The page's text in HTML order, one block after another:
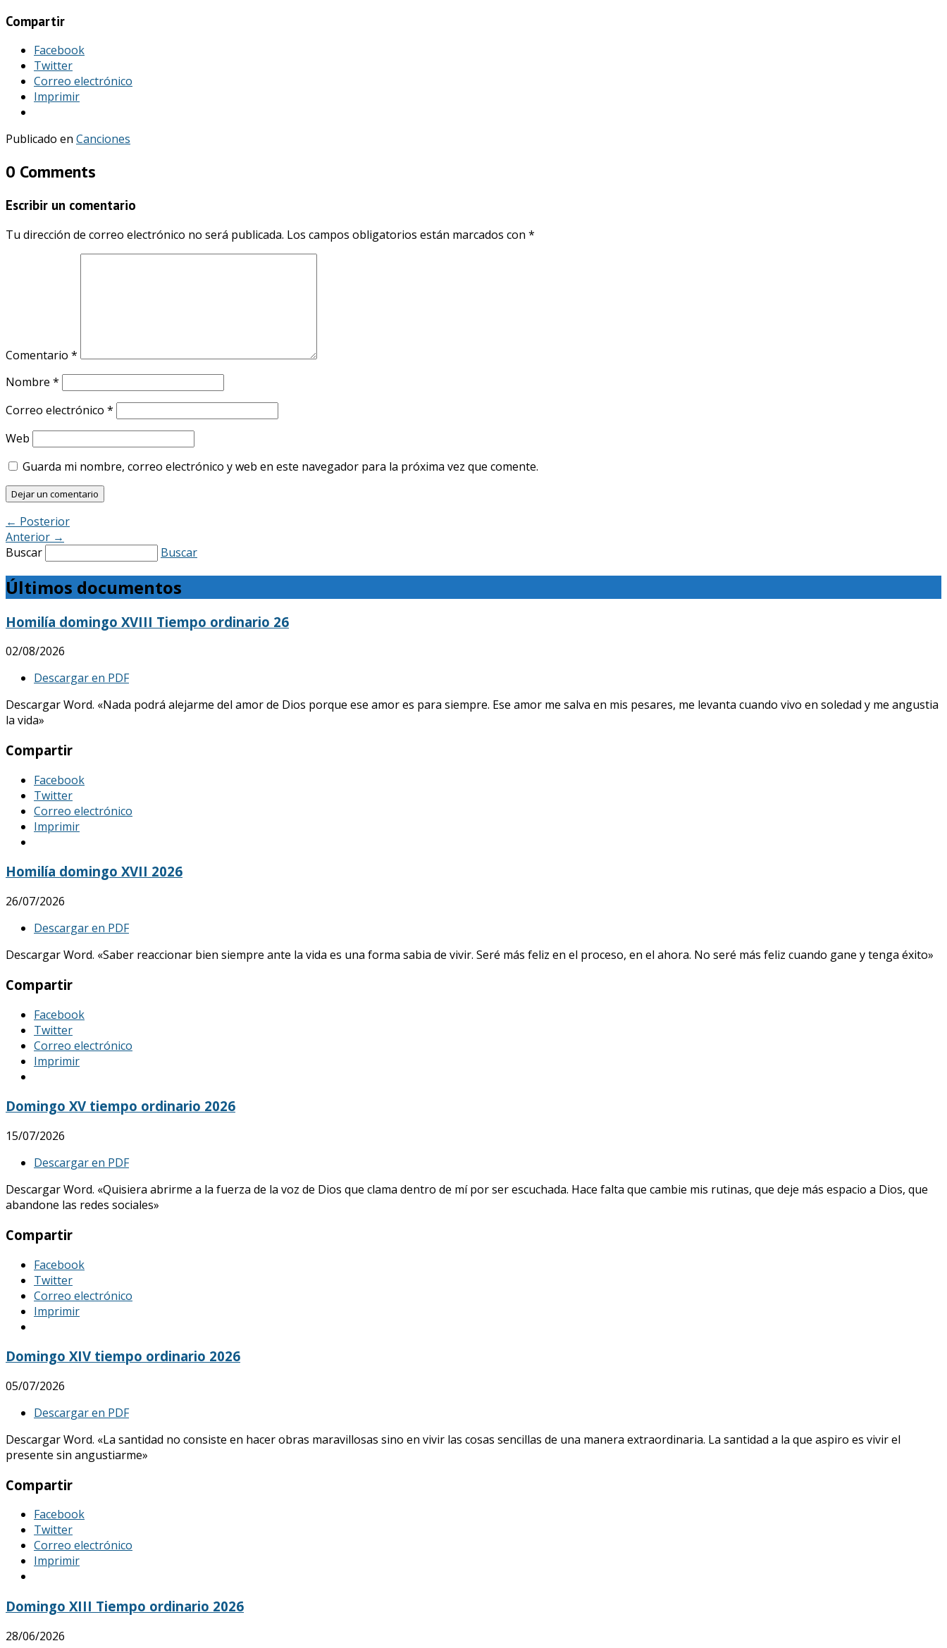
Compartir
Facebook
Twitter
Correo electrónico
Imprimir
Publicado en Canciones
0 Comments
Escribir un comentario
Tu dirección de correo electrónico no será publicada. Los campos obligatorios están marcados con *
Comentario *
Nombre *
Correo electrónico *
Web
Guarda mi nombre, correo electrónico y web en este navegador para la próxima vez que comente.
← Posterior
Anterior →
Buscar
Buscar
Últimos documentos
Homilía domingo XVIII Tiempo ordinario 26
02/08/2026
Descargar en PDF
Descargar Word. «Nada podrá alejarme del amor de Dios porque ese amor es para siempre. Ese amor me salva en mis pesares, me levanta cuando vivo en soledad y me angustia
la vida»
Compartir
Facebook
Twitter
Correo electrónico
Imprimir
Homilía domingo XVII 2026
26/07/2026
Descargar en PDF
Descargar Word. «Saber reaccionar bien siempre ante la vida es una forma sabia de vivir. Seré más feliz en el proceso, en el ahora. No seré más feliz cuando gane y tenga éxito»
Compartir
Facebook
Twitter
Correo electrónico
Imprimir
Domingo XV tiempo ordinario 2026
15/07/2026
Descargar en PDF
Descargar Word. «Quisiera abrirme a la fuerza de la voz de Dios que clama dentro de mí por ser escuchada. Hace falta que cambie mis rutinas, que deje más espacio a Dios, que
abandone las redes sociales»
Compartir
Facebook
Twitter
Correo electrónico
Imprimir
Domingo XIV tiempo ordinario 2026
05/07/2026
Descargar en PDF
Descargar Word. «La santidad no consiste en hacer obras maravillosas sino en vivir las cosas sencillas de una manera extraordinaria. La santidad a la que aspiro es vivir el
presente sin angustiarme»
Compartir
Facebook
Twitter
Correo electrónico
Imprimir
Domingo XIII Tiempo ordinario 2026
28/06/2026